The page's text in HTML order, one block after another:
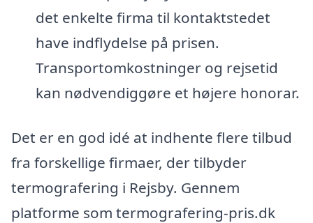
det enkelte firma til kontaktstedet
have indflydelse på prisen.
Transportomkostninger og rejsetid
kan nødvendiggøre et højere honorar.
Det er en god idé at indhente flere tilbud
fra forskellige firmaer, der tilbyder
termografering i Rejsby. Gennem
platforme som termografering-pris.dk